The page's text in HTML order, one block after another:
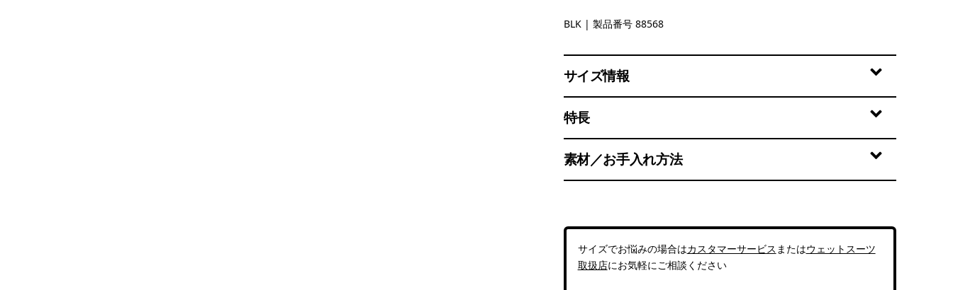
Black
BLK | 製品番号 88568
サイズ情報
特長
素材／お手入れ方法
サイズでお悩みの場合はカスタマーサービス またはウェットスーツ
取扱店にお気軽にご相談ください